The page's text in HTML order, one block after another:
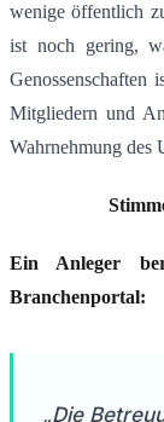
wenige öffentlich
ist noch gering,
Genossenschaften
Mitgliedern und
Wahrnehmung des
Ein Anleger
Branchenportal:
„Die